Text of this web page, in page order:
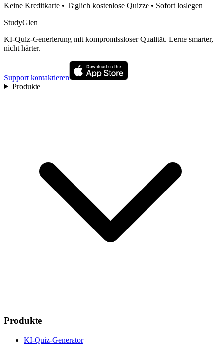
Keine Kreditkarte • Täglich kostenlose Quizze • Sofort loslegen
StudyGlen
KI-Quiz-Generierung mit kompromissloser Qualität. Lerne smarter,
nicht härter.
Support kontaktieren
Produkte
Produkte
KI-Quiz-Generator